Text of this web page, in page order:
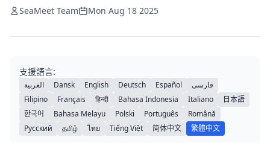
SeaMeet Team Mon Aug 18 2025
支援語言:
العربية Dansk English Deutsch Español
فارسی
Filipino
Français हिन्दी Bahasa Indonesia Italiano
日本語
한국어
Bahasa Melayu Polski Português
Română
Русский
தமிழ் ไทย Tiếng Việt 简体中文 繁體中文